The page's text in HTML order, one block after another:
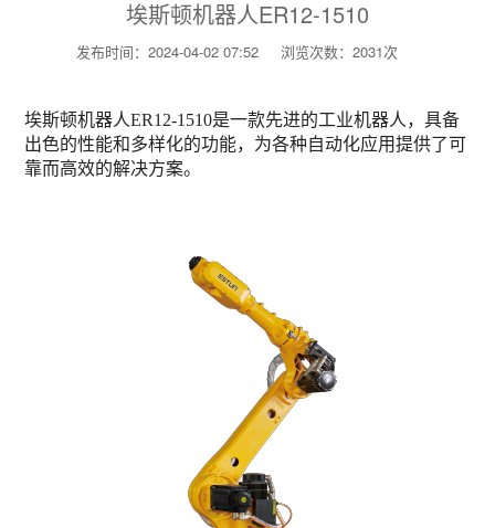
埃斯顿机器人ER12-1510
发布时间：2024-04-02 07:52 浏览次数：2031次
埃斯顿机器人ER12-1510是一款先进的工业机器人，具备
出色的性能和多样化的功能，为各种自动化应用提供了可
靠而高效的解决方案。